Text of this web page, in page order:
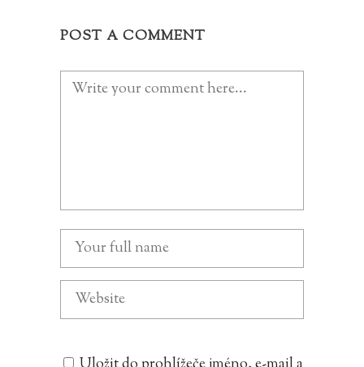
POST A COMMENT